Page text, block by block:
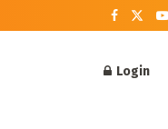
Login